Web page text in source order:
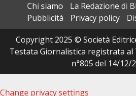
Chi siamo
La Redazione di
Pubblicità
Privacy policy
Copyright 2025 © Società
Testata Giornalistica registrata al
n°805 del 14/12/
Change privacy settings